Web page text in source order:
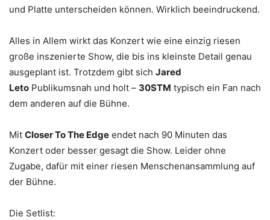
und Platte unterscheiden können. Wirklich beeindruckend.
Alles in Allem wirkt das Konzert wie eine einzig riesen
große inszenierte Show, die bis ins kleinste Detail genau
ausgeplant ist. Trotzdem gibt sich Jared
Leto Publikumsnah und holt – 30STM typisch ein Fan nach
dem anderen auf die Bühne.
Mit Closer To The Edge endet nach 90 Minuten das
Konzert oder besser gesagt die Show. Leider ohne
Zugabe, dafür mit einer riesen Menschenansammlung auf
der Bühne.
Die Setlist: